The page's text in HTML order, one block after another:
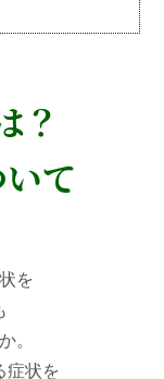
？
て
を
。
症状を